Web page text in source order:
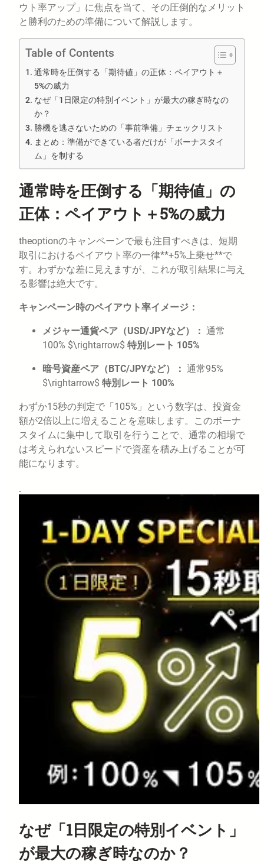
ウト率アップ」に焦点を当て、その圧倒的なメリット
と勝利のための準備について解説します。
Table of Contents
通常時を圧倒する「期待値」の正体：ペイアウト＋
5%の威力
なぜ「1日限定の特別イベント」が最大の稼ぎ時なの
か？
勝機を逃さないための「事前準備」チェックリスト
まとめ：準備ができている者だけが「ボーナスタイ
ム」を制する
通常時を圧倒する「期待値」の
正体：ペイアウト＋5%の威力
theoptionのキャンペーンで最も注目すべきは、短期
取引におけるペイアウト率の一律**+5%上乗せ**で
す。わずかな差に見えますが、これが取引結果に与え
る影響は絶大です。
キャンペーン時のペイアウト率イメージ：
メジャー通貨ペア（USD/JPYなど）： 通常
100% $\rightarrow$ 特別レート 105%
暗号資産ペア（BTC/JPYなど）： 通常95%
$\rightarrow$ 特別レート 100%
わずか15秒の判定で「105%」という数字は、投資金
額が2倍以上に増えることを意味します。このボーナ
スタイムに集中して取引を行うことで、通常の相場で
は考えられないスピードで資産を積み上げることが可
能になります。
なぜ「1日限定の特別イベント」
が最大の稼ぎ時なのか？